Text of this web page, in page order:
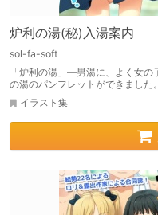
炉利の湯(秘)入湯案内
sol-fa-soft
「炉利の湯」—男湯に、よく女
の湯のパンフレットができました
イラスト集